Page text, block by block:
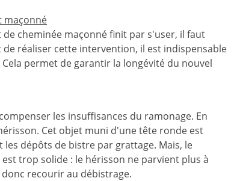
maçonné
cheminée maçonné finit par s'user, il faut
réaliser cette intervention, il est indispensable
permet de garantir la longévité du nouvel
les insuffisances du ramonage. En
Cet objet muni d'une tête ronde est
dépôts de bistre par grattage. Mais, le
trop solide : le hérisson ne parvient plus à
recourir au débistrage.